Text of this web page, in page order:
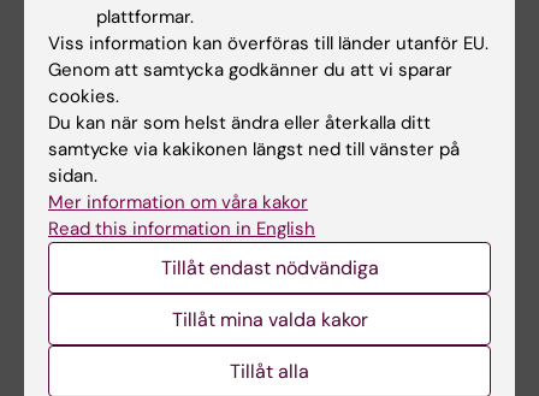
Gruppseminarierna innehåller tillfälle till
diskussion om framsteg, motgångar,
uppföljning av skrivprocessen med mera.
Utöver dessa gruppseminarier ges också
möjlighet till enskild handledning.
Examination
Uppnådda kursmål examineras genom
framläggande av uppsatsen på ett
uppsatsseminarium där uppsatsen
utvärderas av examinator.
plattformar.
Viss information kan överföras till länder utanför EU.
Genom att samtycka godkänner du att vi sparar
cookies.
Du kan när som helst ändra eller återkalla ditt
samtycke via kakikonen längst ned till vänster på
sidan.
Mer information om våra kakor
Read this information in English
Tillåt endast nödvändiga
Tillåt mina valda kakor
Tillåt alla